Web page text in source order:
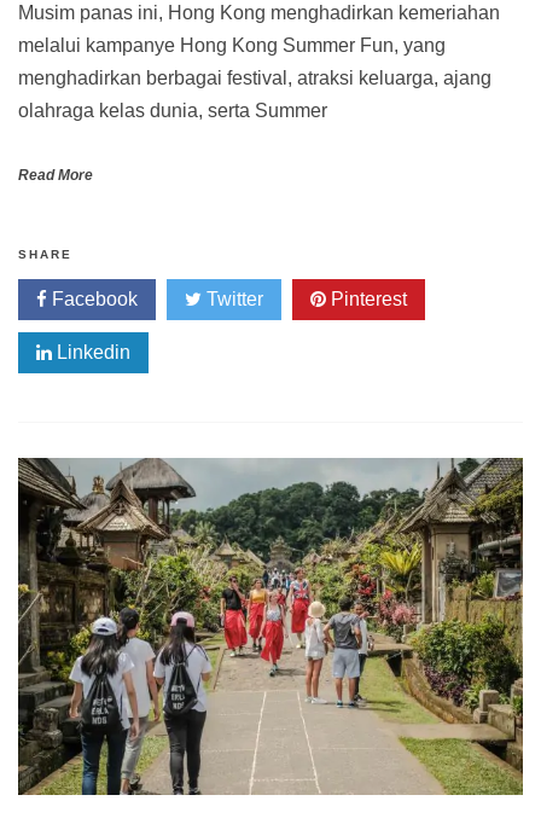
Musim panas ini, Hong Kong menghadirkan kemeriahan
melalui kampanye Hong Kong Summer Fun, yang
menghadirkan berbagai festival, atraksi keluarga, ajang
olahraga kelas dunia, serta Summer
Read More
SHARE
Facebook Twitter Pinterest
Linkedin